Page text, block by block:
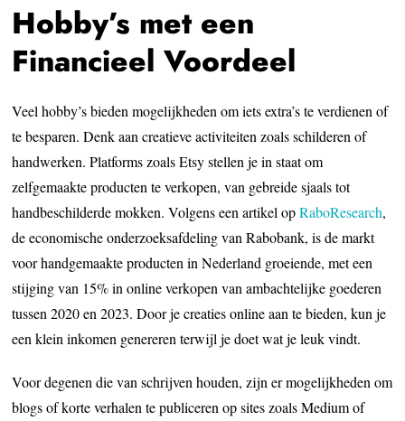
Hobby’s met een
Financieel Voordeel
Veel hobby’s bieden mogelijkheden om iets extra’s te verdienen of
te besparen. Denk aan creatieve activiteiten zoals schilderen of
handwerken. Platforms zoals Etsy stellen je in staat om
zelfgemaakte producten te verkopen, van gebreide sjaals tot
handbeschilderde mokken. Volgens een artikel opRaboResearch,
de economische onderzoeksafdeling van Rabobank, is de markt
voor handgemaakte producten in Nederland groeiende, met een
stijging van 15% in online verkopen van ambachtelijke goederen
tussen 2020 en 2023. Door je creaties online aan te bieden, kun je
een klein inkomen genereren terwijl je doet wat je leuk vindt.
Voor degenen die van schrijven houden, zijn er mogelijkheden om
blogs of korte verhalen te publiceren op sites zoals Medium of